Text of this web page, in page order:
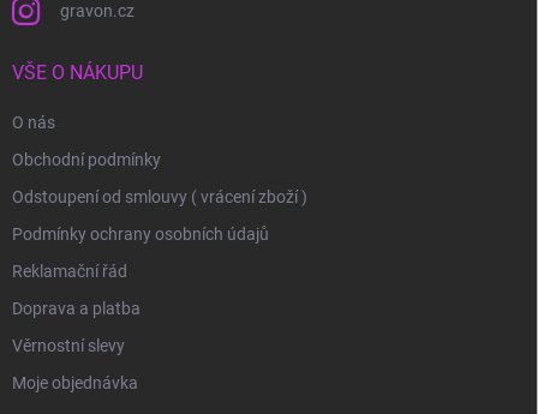
gravon.cz
VŠE O NÁKUPU
O nás
Obchodní podmínky
Odstoupení od smlouvy ( vrácení zboží )
Podmínky ochrany osobních údajů
Reklamační řád
Doprava a platba
Věrnostní slevy
Moje objednávka